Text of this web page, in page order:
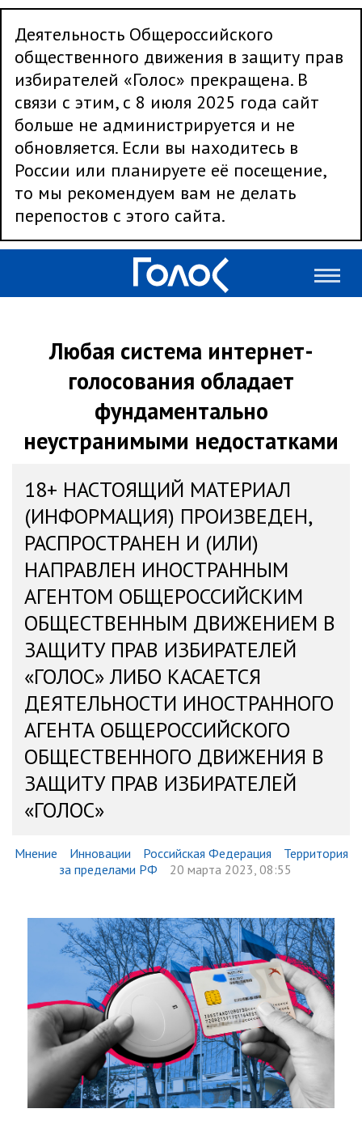
Деятельность Общероссийского
общественного движения в защиту прав
избирателей «Голос» прекращена. В
связи с этим, с 8 июля 2025 года сайт
больше не администрируется и не
обновляется. Если вы находитесь в
России или планируете её посещение,
то мы рекомендуем вам не делать
перепостов с этого сайта.
Любая система интернет-
голосования обладает
фундаментально
неустранимыми недостатками
18+ НАСТОЯЩИЙ МАТЕРИАЛ
(ИНФОРМАЦИЯ) ПРОИЗВЕДЕН,
РАСПРОСТРАНЕН И (ИЛИ)
НАПРАВЛЕН ИНОСТРАННЫМ
АГЕНТОМ ОБЩЕРОССИЙСКИМ
ОБЩЕСТВЕННЫМ ДВИЖЕНИЕМ В
ЗАЩИТУ ПРАВ ИЗБИРАТЕЛЕЙ
«ГОЛОС» ЛИБО КАСАЕТСЯ
ДЕЯТЕЛЬНОСТИ ИНОСТРАННОГО
АГЕНТА ОБЩЕРОССИЙСКОГО
ОБЩЕСТВЕННОГО ДВИЖЕНИЯ В
ЗАЩИТУ ПРАВ ИЗБИРАТЕЛЕЙ
«ГОЛОС»
Мнение Инновации Российская Федерация
Территория
за пределами РФ
20 марта 2023, 08:55